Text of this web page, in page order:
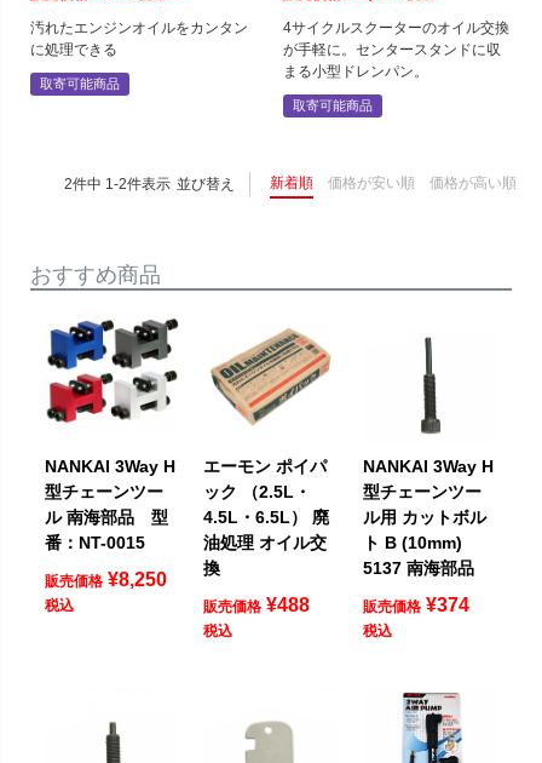
汚れたエンジンオイルをカンタン
に処理できる
取寄可能商品
4サイクルスクーターのオイル交換
が手軽に。センタースタンドに収
まる小型ドレンパン。
取寄可能商品
並び替え 新着順 価格が安い順 価格が高い順
2件中 1-2件表示
おすすめ商品
NANKAI 3Way H
型チェーンツー
ル 南海部品 型
番：NT-0015
販売価格 ¥8,250
税込
エーモン ポイパ
ック （2.5L・
4.5L・6.5L） 廃
油処理 オイル交
換
販売価格 ¥488
税込
NANKAI 3Way H
型チェーンツー
ル用 カットボル
ト B (10mm)
5137 南海部品
販売価格 ¥374
税込